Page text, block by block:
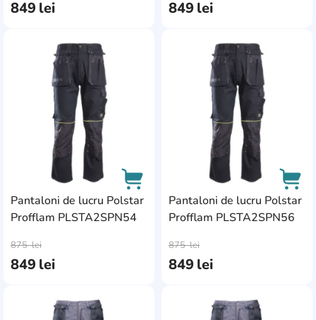
849 lei 849 lei
Pantaloni de lucru Polstar
Profflam PLSTA2SPN54
849 lei
875lei
AddCardToFavourite
Pantaloni de lucru Polstar
Profflam PLSTA2SPN56
849 lei
875lei
AddCardToFavourite